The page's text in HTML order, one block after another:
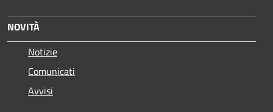
NOVITÀ
Notizie
Comunicati
Avvisi